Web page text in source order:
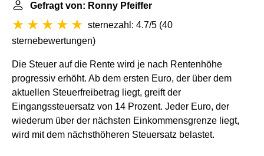
Gefragt von: Ronny Pfeiffer
sternezahl: 4.7/5 (40
sternebewertungen)
Die Steuer auf die Rente wird je nach Rentenhöhe
progressiv erhöht. Ab dem ersten Euro, der über dem
aktuellen Steuerfreibetrag liegt, greift der
Eingangssteuersatz von 14 Prozent. Jeder Euro, der
wiederum über der nächsten Einkommensgrenze liegt,
wird mit dem nächsthöheren Steuersatz belastet.